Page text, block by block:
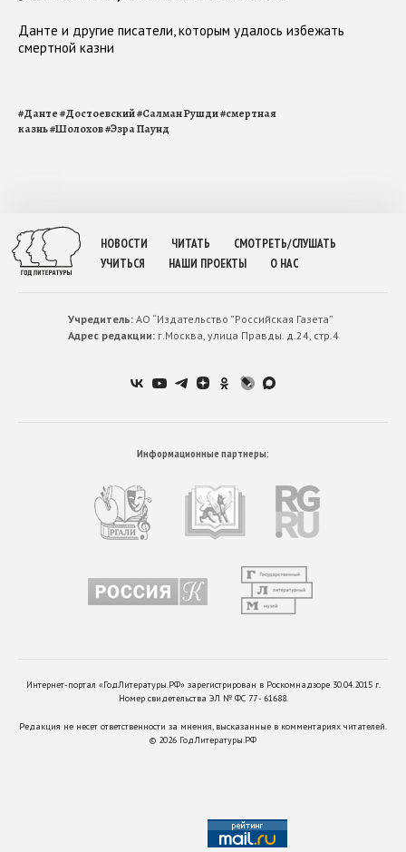
Данте и другие писатели, которым удалось избежать
смертной казни
#Данте#Достоевский#Салман Рушди#смертная
казнь#Шолохов#Эзра Паунд
НОВОСТИ ЧИТАТЬ
СМОТРЕТЬ/СЛУШАТЬ
УЧИТЬСЯ
НАШИ ПРОЕКТЫ О НАС
Учредитель:АО “Издательство ”Российская Газета”
Адрес редакции:г.Москва, улица Правды. д.24, стр.4
Информационные партнеры:
Интернет-портал «ГодЛитературы.РФ» зарегистрирован в Роскомнадзоре 30.04.2015 г.
Номер свидетельства ЭЛ № ФС 77 - 61688.
Редакция не несет ответственности за мнения, высказанные в комментариях читателей.
© 2026 ГодЛитературы.РФ